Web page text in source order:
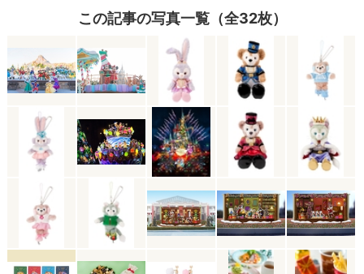
この記事の写真一覧（全32枚）